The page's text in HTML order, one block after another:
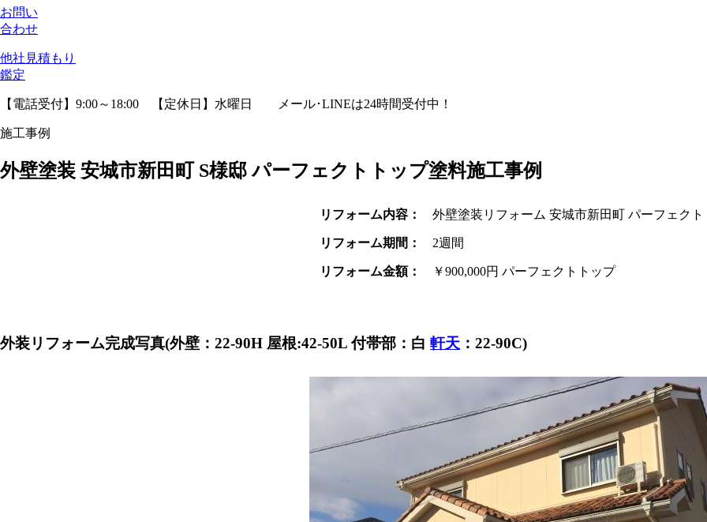
お問い
合わせ
他社見積もり
鑑定
【電話受付】9:00～18:00 【定休日】水曜日 メール･LINEは24時間受付中！
施工事例
外壁塗装 安城市新田町 S様邸 パーフェクトトップ塗料施工事例
リフォーム内容： 外壁塗装リフォーム 安城市新田町 パーフェクト
リフォーム期間： 2週間
リフォーム金額： ￥900,000円 パーフェクトトップ
外装リフォーム完成写真(外壁：22-90H 屋根:42-50L 付帯部：白 軒天 ：22-90C)